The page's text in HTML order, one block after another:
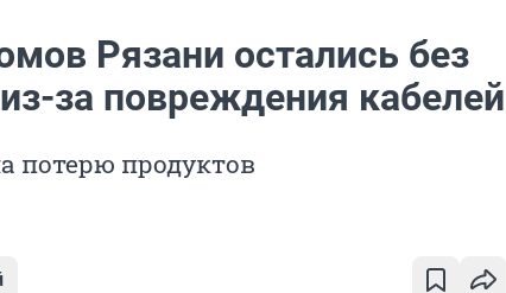
Рязани остались без
за повреждения кабелей
потерю продуктов